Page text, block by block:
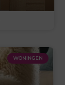
WONINGEN